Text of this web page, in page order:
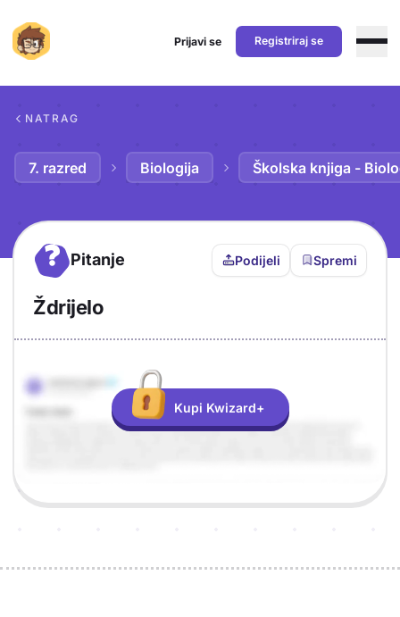
Prijavi se Registriraj se
NATRAG
7. razred Biologija Školska knjiga -
? Pitanje Podijeli Spremi
Ždrijelo
Odgovor
Objašnjenje
Kupi Kwizard+